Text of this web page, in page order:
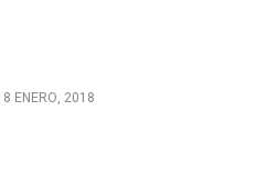
ENERO, 2018